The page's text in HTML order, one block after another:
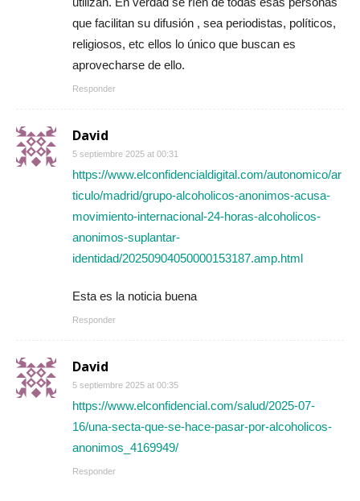
que facilitan su difusión , sea periodistas, políticos,
religiosos, etc ellos lo único que buscan es
aprovecharse de ello.
Responder
David
5 septiembre 2025 at 00:31
https://www.elconfidencialdigital.com/autonomico/ar
ticulo/madrid/grupo-alcoholicos-anonimos-acusa-
movimiento-internacional-24-horas-alcoholicos-
anonimos-suplantar-
identidad/20250904050000153187.amp.html
Esta es la noticia buena
Responder
David
5 septiembre 2025 at 00:35
https://www.elconfidencial.com/salud/2025-07-
16/una-secta-que-se-hace-pasar-por-alcoholicos-
anonimos_4169949/
Responder